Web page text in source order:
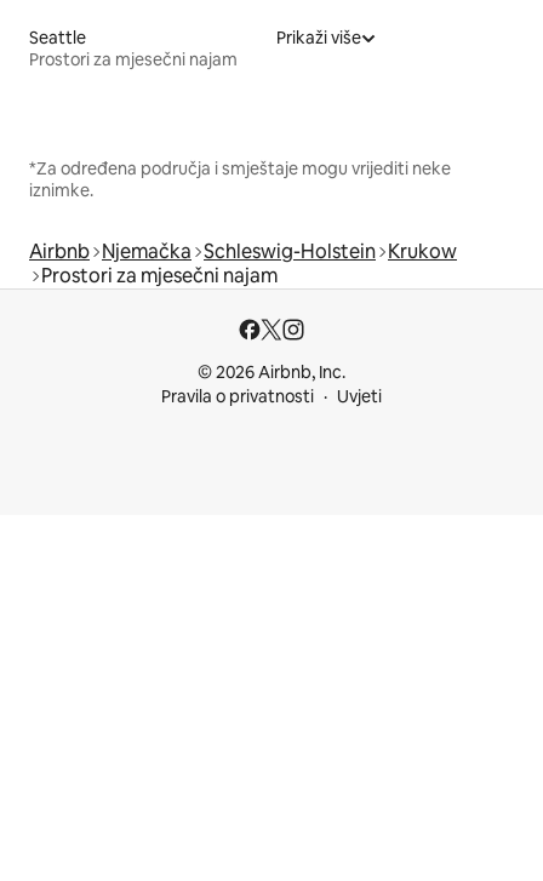
Seattle
Prostori za mjesečni najam
Prikaži više
*Za određena područja i smještaje mogu vrijediti neke
iznimke.
Airbnb Njemačka Schleswig-Holstein Krukow
Prostori za mjesečni najam
© 2026 Airbnb, Inc.
Pravila o privatnosti
Uvjeti